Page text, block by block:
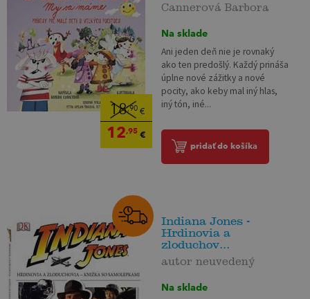
18,90€
12,95€
Cannerová Barbora
Na sklade
Ani jeden deň nie je rovnaký
ako ten predošlý. Každý prináša
úplne nové zážitky a nové
pocity, ako keby mal iný hlas,
iný tón, iné...
pridať do košíka
Indiana Jones -
Hrdinovia a
zloduchov...
autor neuvedený
Na sklade